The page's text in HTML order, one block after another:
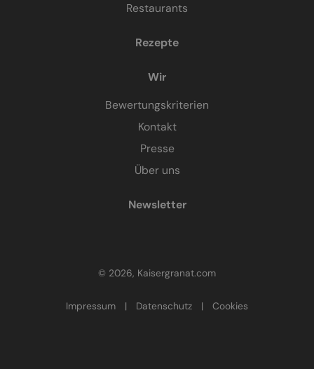
Restaurants
Rezepte
Wir
Bewertungskriterien
Kontakt
Presse
Über uns
Newsletter
© 2026, Kaisergranat.com
Impressum | Datenschutz | Cookies